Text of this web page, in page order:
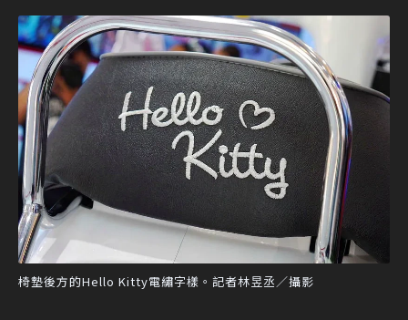
椅墊後方的Hello Kitty電繡字樣。記者林昱丞／攝影